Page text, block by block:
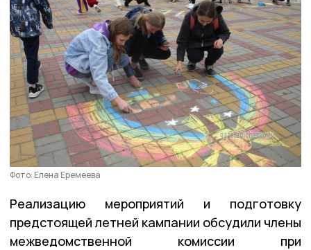
Фото: Елена Еремеева
Реализацию мероприятий и подготовку
предстоящей летней кампании обсудили члены
межведомственной комиссии при